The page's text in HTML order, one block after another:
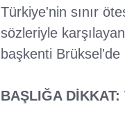
Türkiye'nin sınır
sözleriyle
başkenti Brüksel'de
BAŞLIĞA